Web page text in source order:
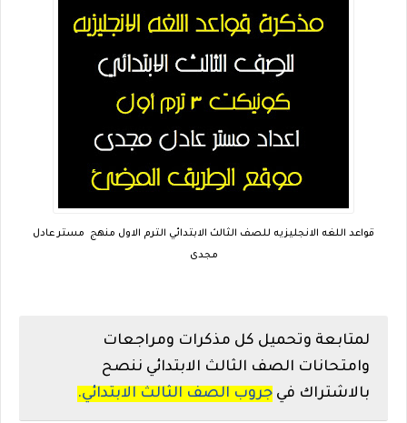
قواعد اللغه الانجليزيه للصف الثالث الابتدائي الترم الاول منهج مستر عادل
مجدى
لمتابعة وتحميل كل مذكرات ومراجعات
وامتحانات الصف الثالث الابتدائي ننصح
بالاشتراك في جروب الصف الثالث الابتدائي.